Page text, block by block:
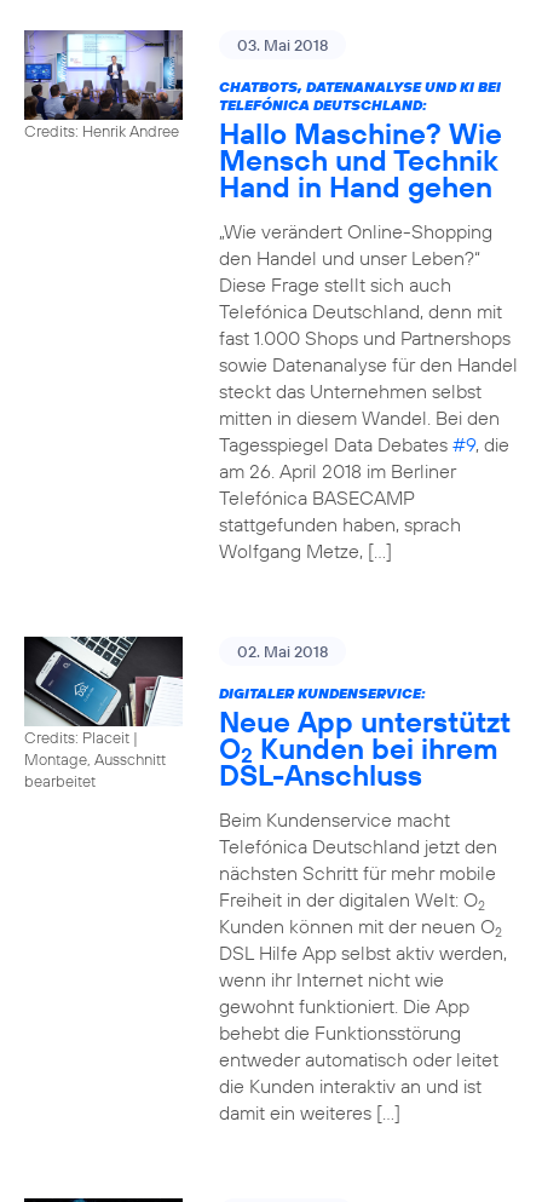
Credits: Henrik Andree
03. Mai 2018
CHATBOTS, DATENANALYSE UND KI BEI
TELEFÓNICA DEUTSCHLAND:
Hallo Maschine? Wie
Mensch und Technik
Hand in Hand gehen
„Wie verändert Online-Shopping
den Handel und unser Leben?“
Diese Frage stellt sich auch
Telefónica Deutschland, denn mit
fast 1.000 Shops und Partnershops
sowie Datenanalyse für den Handel
steckt das Unternehmen selbst
mitten in diesem Wandel. Bei den
Tagesspiegel Data Debates #9, die
am 26. April 2018 im Berliner
Telefónica BASECAMP
stattgefunden haben, sprach
Wolfgang Metze, […]
Credits: Placeit |
Montage, Ausschnitt
bearbeitet
02. Mai 2018
DIGITALER KUNDENSERVICE:
Neue App unterstützt
O2 Kunden bei ihrem
DSL-Anschluss
Beim Kundenservice macht
Telefónica Deutschland jetzt den
nächsten Schritt für mehr mobile
Freiheit in der digitalen Welt: O2
Kunden können mit der neuen O2
DSL Hilfe App selbst aktiv werden,
wenn ihr Internet nicht wie
gewohnt funktioniert. Die App
behebt die Funktionsstörung
entweder automatisch oder leitet
die Kunden interaktiv an und ist
damit ein weiteres […]